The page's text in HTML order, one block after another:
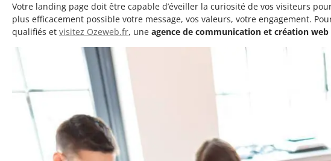
Votre landing page doit être capable d’éveiller la curiosité de vos visiteurs
plus efficacement possible votre message, vos valeurs, votre engagement.
qualifiés et visitez Ozeweb.fr, une agence de communication et création web